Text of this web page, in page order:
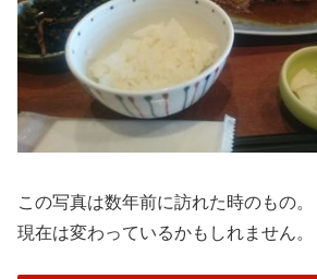
この写真は数年前に訪れた時のもの。
現在は変わっているかもしれません。